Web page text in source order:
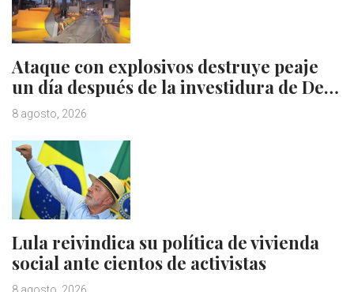
Ataque con explosivos destruye peaje
un día después de la investidura de De…
8 agosto, 2026
Lula reivindica su política de vivienda
social ante cientos de activistas